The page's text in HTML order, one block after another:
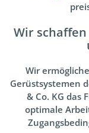
Wir
Wir
Gerüstsystemen
& Co. KG das
optimale